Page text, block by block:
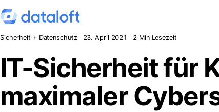
Zum Inhalt springen
Sicherheit + Datenschutz 23. April 2021 2 Min Lesezeit
IT-Sicherheit für
maximaler